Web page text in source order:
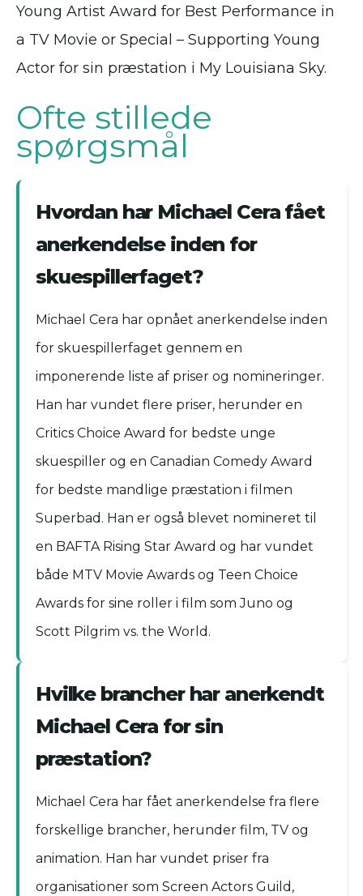
Young Artist Award for Best Performance in
a TV Movie or Special – Supporting Young
Actor for sin præstation i My Louisiana Sky.
Ofte stillede
spørgsmål
Hvordan har Michael Cera fået
anerkendelse inden for
skuespillerfaget?
Michael Cera har opnået anerkendelse inden
for skuespillerfaget gennem en
imponerende liste af priser og nomineringer.
Han har vundet flere priser, herunder en
Critics Choice Award for bedste unge
skuespiller og en Canadian Comedy Award
for bedste mandlige præstation i filmen
Superbad. Han er også blevet nomineret til
en BAFTA Rising Star Award og har vundet
både MTV Movie Awards og Teen Choice
Awards for sine roller i film som Juno og
Scott Pilgrim vs. the World.
Hvilke brancher har anerkendt
Michael Cera for sin
præstation?
Michael Cera har fået anerkendelse fra flere
forskellige brancher, herunder film, TV og
animation. Han har vundet priser fra
organisationer som Screen Actors Guild,